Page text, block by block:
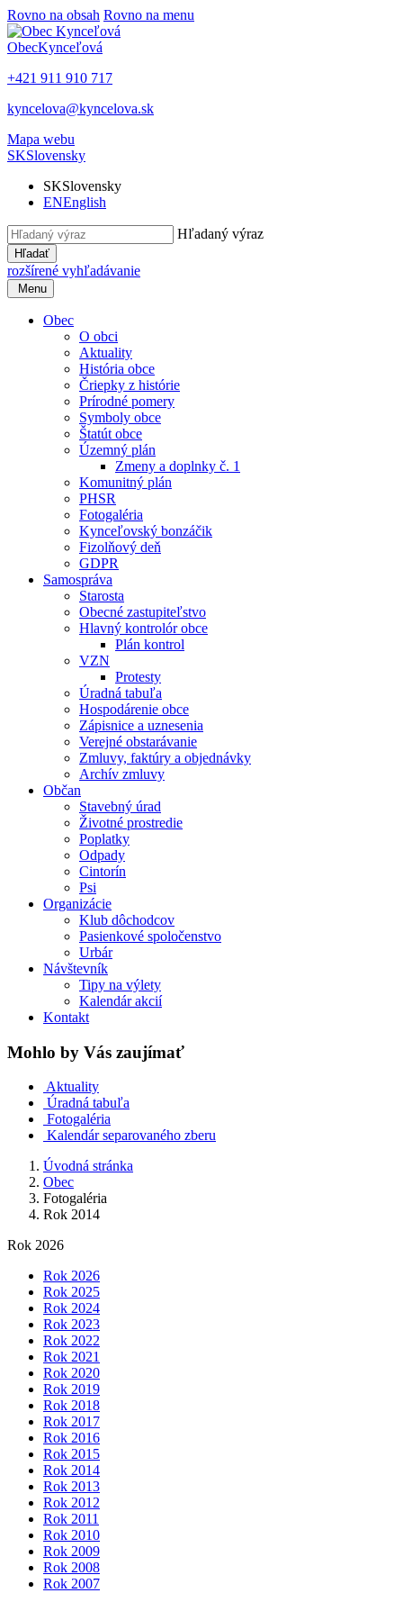
Rovno na obsah Rovno na menu
ObecKynceľová
+421 911 910 717
kyncelova@kyncelova.sk
Mapa webu
SKSlovensky
SKSlovensky
ENEnglish
Hľadaný výraz
Hľadať
rozšírené vyhľadávanie
Menu
Obec
O obci
Aktuality
História obce
Čriepky z histórie
Prírodné pomery
Symboly obce
Štatút obce
Územný plán
Zmeny a doplnky č. 1
Komunitný plán
PHSR
Fotogaléria
Kynceľovský bonzáčik
Fizolňový deň
GDPR
Samospráva
Starosta
Obecné zastupiteľstvo
Hlavný kontrolór obce
Plán kontrol
VZN
Protesty
Úradná tabuľa
Hospodárenie obce
Zápisnice a uznesenia
Verejné obstarávanie
Zmluvy, faktúry a objednávky
Archív zmluvy
Občan
Stavebný úrad
Životné prostredie
Poplatky
Odpady
Cintorín
Psi
Organizácie
Klub dôchodcov
Pasienkové spoločenstvo
Urbár
Návštevník
Tipy na výlety
Kalendár akcií
Kontakt
Mohlo by Vás zaujímať
Aktuality
Úradná tabuľa
Fotogaléria
Kalendár separovaného zberu
Úvodná stránka
Obec
Fotogaléria
Rok 2014
Rok 2026
Rok 2026
Rok 2025
Rok 2024
Rok 2023
Rok 2022
Rok 2021
Rok 2020
Rok 2019
Rok 2018
Rok 2017
Rok 2016
Rok 2015
Rok 2014
Rok 2013
Rok 2012
Rok 2011
Rok 2010
Rok 2009
Rok 2008
Rok 2007